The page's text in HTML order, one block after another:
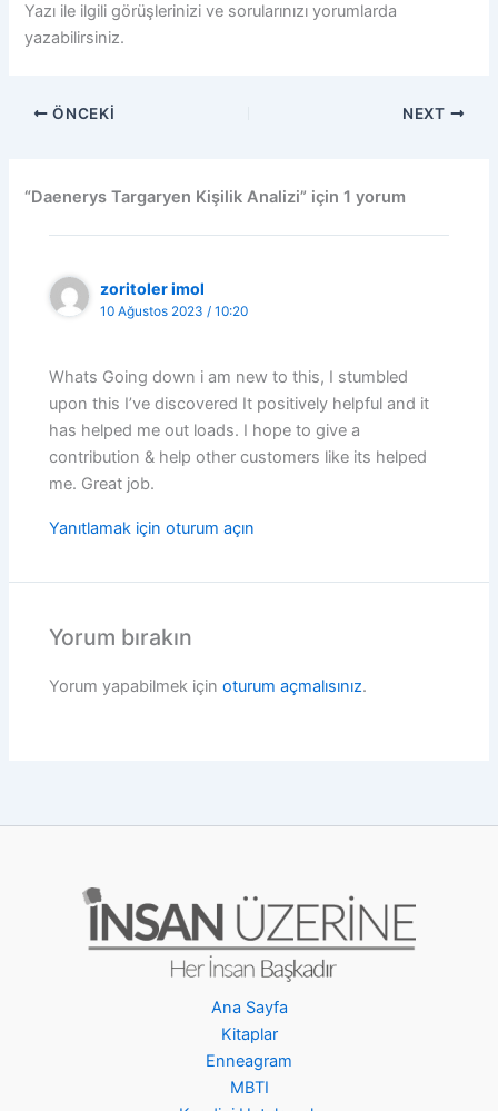
Yazı ile ilgili görüşlerinizi ve sorularınızı yorumlarda
yazabilirsiniz.
ÖNCEKI NEXT
“Daenerys Targaryen Kişilik Analizi” için 1 yorum
zoritoler imol
10 Ağustos 2023 / 10:20
Whats Going down i am new to this, I stumbled
upon this I’ve discovered It positively helpful and it
has helped me out loads. I hope to give a
contribution & help other customers like its helped
me. Great job.
Yanıtlamak için oturum açın
Yorum bırakın
Yorum yapabilmek içinoturum açmalısınız.
Ana Sayfa
Kitaplar
Enneagram
MBTI